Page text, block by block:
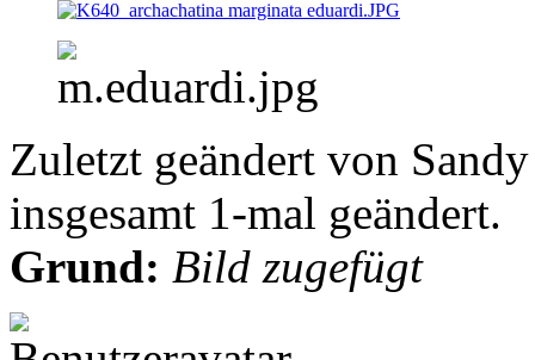
Zuletzt geändert von
insgesamt 1-mal geändert.
Grund: Bild zugefügt